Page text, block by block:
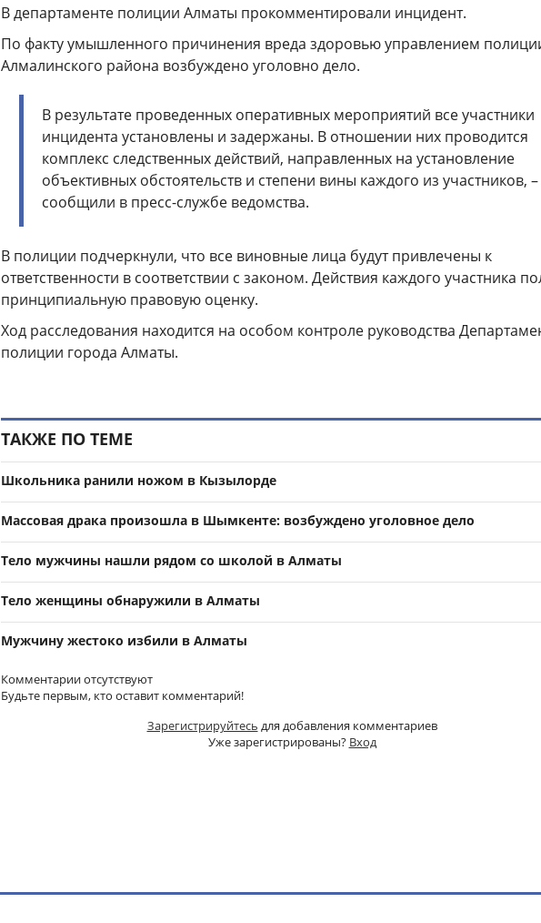
В департаменте полиции Алматы прокомментировали инцидент.
По факту умышленного причинения вреда здоровью управлением
Алмалинского района возбуждено уголовно дело.
В результате проведенных оперативных мероприятий все участники
инцидента установлены и задержаны. В отношении них проводится
комплекс следственных действий, направленных на установление
объективных обстоятельств и степени вины каждого из участников, –
сообщили в пресс-службе ведомства.
В полиции подчеркнули, что все виновные лица будут привлечены к
ответственности в соответствии с законом. Действия каждого участника
принципиальную правовую оценку.
Ход расследования находится на особом контроле руководства
полиции города Алматы.
ТАКЖЕ ПО ТЕМЕ
Школьника ранили ножом в Кызылорде
Массовая драка произошла в Шымкенте: возбуждено уголовное дело
Тело мужчины нашли рядом со школой в Алматы
Тело женщины обнаружили в Алматы
Мужчину жестоко избили в Алматы
Комментарии отсутствуют
Будьте первым, кто оставит комментарий!
Зарегистрируйтесь для добавления комментариев
Уже зарегистрированы? Вход